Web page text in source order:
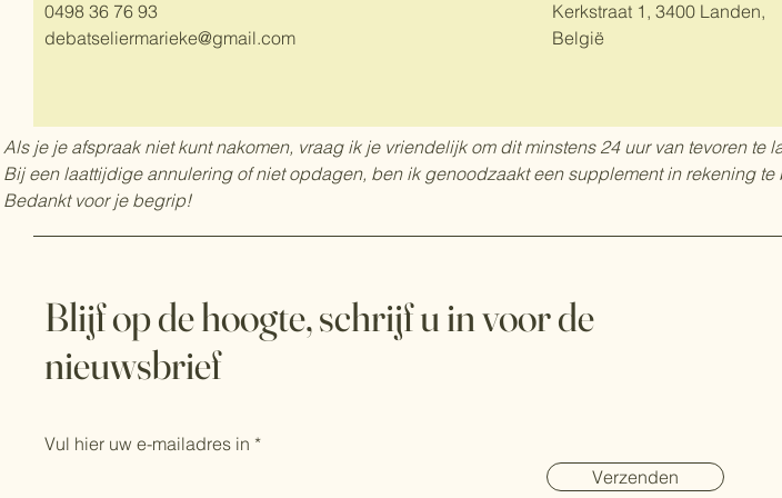
0498 36 76 93
debatseliermarieke@gmail.com
Kerkstraat 1, 3400 Landen,
België
Als je je afspraak niet kunt nakomen, vraag ik je vriendelijk om dit minstens 24 uur van tevoren te
Bij een laattijdige annulering of niet opdagen, ben ik genoodzaakt een supplement in rekening te
Bedankt voor je begrip!
Blijf op de hoogte, schrijf u in voor de
nieuwsbrief
Vul hier uw e-mailadres in
Verzenden